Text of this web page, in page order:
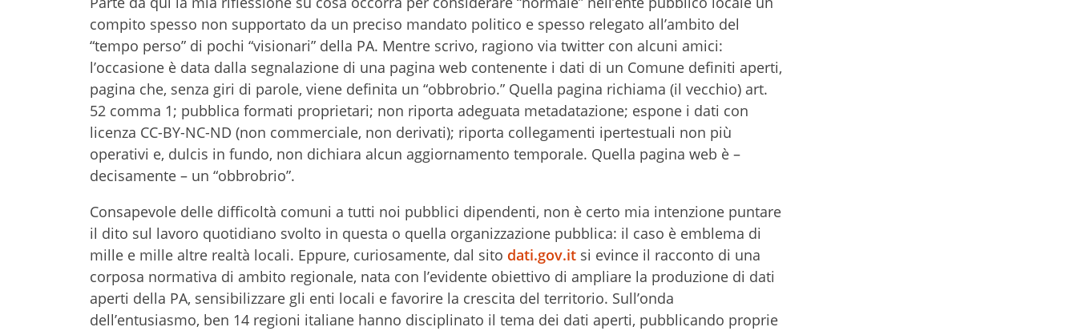
compito spesso non supportato da un preciso mandato politico e spesso relegato all’ambito del
“tempo perso” di pochi “visionari” della PA. Mentre scrivo, ragiono via twitter con alcuni amici:
l’occasione è data dalla segnalazione di una pagina web contenente i dati di un Comune definiti aperti,
pagina che, senza giri di parole, viene definita un “obbrobrio.” Quella pagina richiama (il vecchio) art.
52 comma 1; pubblica formati proprietari; non riporta adeguata metadatazione; espone i dati con
licenza CC-BY-NC-ND (non commerciale, non derivati); riporta collegamenti ipertestuali non più
operativi e, dulcis in fundo, non dichiara alcun aggiornamento temporale. Quella pagina web è –
decisamente – un “obbrobrio”.
Consapevole delle difficoltà comuni a tutti noi pubblici dipendenti, non è certo mia intenzione puntare
il dito sul lavoro quotidiano svolto in questa o quella organizzazione pubblica: il caso è emblema di
mille e mille altre realtà locali. Eppure, curiosamente, dal sito dati.gov.it si evince il racconto di una
corposa normativa di ambito regionale, nata con l’evidente obiettivo di ampliare la produzione di dati
aperti della PA, sensibilizzare gli enti locali e favorire la crescita del territorio. Sull’onda
dell’entusiasmo, ben 14 regioni italiane hanno disciplinato il tema dei dati aperti, pubblicando proprie